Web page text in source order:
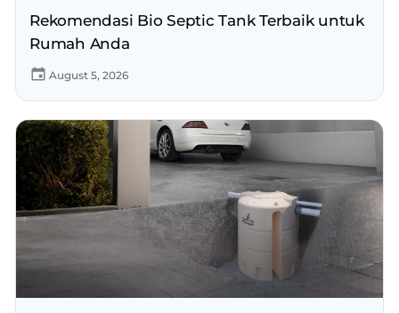
Rekomendasi Bio Septic Tank Terbaik untuk
Rumah Anda
August 5, 2026